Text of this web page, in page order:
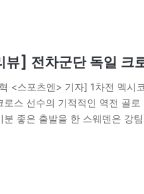
뷰] 전차군단 독일 크
<스포츠엔> 기자] 1차전 멕시
로스 선수의 기적적인 역전 골
좋은 출발을 한 스웨덴은 강